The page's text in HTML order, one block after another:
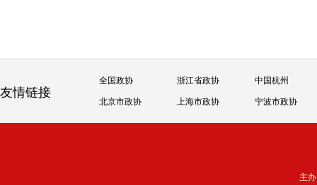
友情链接
全国政协 浙江省政协 中国杭州
北京市政协 上海市政协 宁波市政协
主